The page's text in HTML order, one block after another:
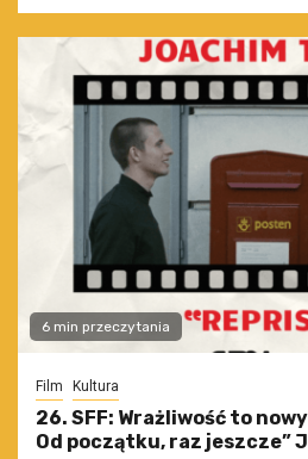
6 min przeczytania
Film Kultura
26. SFF: Wrażliwość to
Od początku, raz jeszcze”